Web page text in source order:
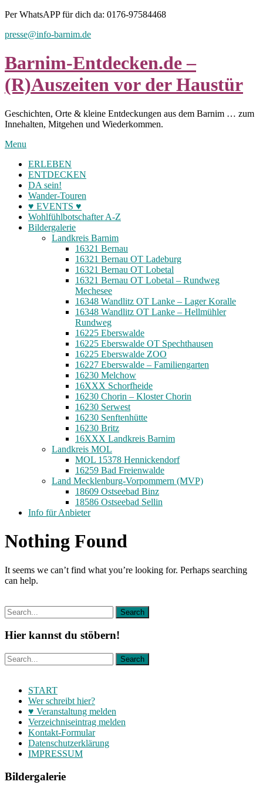
Skip
content
Per WhatsAPP für dich da: 0176-97584468
presse@info-barnim.de
Barnim-Entdecken.de –
(R)Auszeiten vor der Haustür
Geschichten, Orte & kleine Entdeckungen aus dem Barnim … zum
Innehalten, Mitgehen und Wiederkommen.
Menu
ERLEBEN
ENTDECKEN
DA sein!
Wander-Touren
♥ EVENTS ♥
Wohlfühlbotschafter A-Z
Bildergalerie
Landkreis Barnim
16321 Bernau
16321 Bernau OT Ladeburg
16321 Bernau OT Lobetal
16321 Bernau OT Lobetal – Rundweg
Mechesee
16348 Wandlitz OT Lanke – Lager Koralle
16348 Wandlitz OT Lanke – Hellmühler
Rundweg
16225 Eberswalde
16225 Eberswalde OT Spechthausen
16225 Eberswalde ZOO
16227 Eberswalde – Familiengarten
16230 Melchow
16XXX Schorfheide
16230 Chorin – Kloster Chorin
16230 Serwest
16230 Senftenhütte
16230 Britz
16XXX Landkreis Barnim
Landkreis MOL
MOL 15378 Hennickendorf
16259 Bad Freienwalde
Land Mecklenburg-Vorpommern (MVP)
18609 Ostseebad Binz
18586 Ostseebad Sellin
Info für Anbieter
Nothing Found
It seems we can’t find what you’re looking for. Perhaps searching
can help.
Hier kannst du stöbern!
START
Wer schreibt hier?
♥ Veranstaltung melden
Verzeichniseintrag melden
Kontakt-Formular
Datenschutzerklärung
IMPRESSUM
Bildergalerie